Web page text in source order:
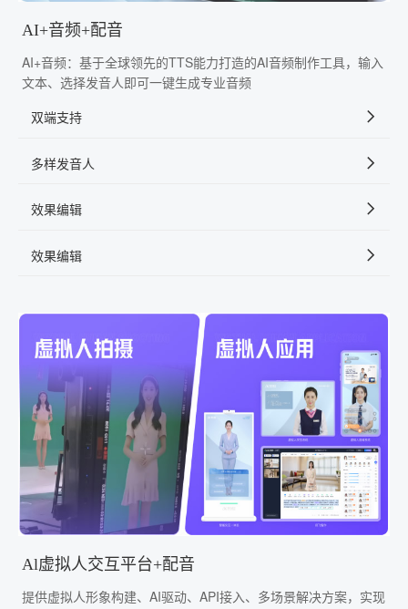
AI+音频+配音
AI+音频：基于全球领先的TTS能力打造的AI音频制作工具，输入
文本、选择发音人即可一键生成专业音频
双端支持
多样发音人
效果编辑
效果编辑
Al虚拟人交互平台+配音
提供虚拟人形象构建、AI驱动、API接入、多场景解决方案，实现